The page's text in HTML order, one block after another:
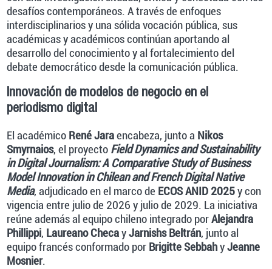
desafíos contemporáneos. A través de enfoques
interdisciplinarios y una sólida vocación pública, sus
académicas y académicos continúan aportando al
desarrollo del conocimiento y al fortalecimiento del
debate democrático desde la comunicación pública.
Innovación de modelos de negocio en el
periodismo digital
El académico René Jaraencabeza, junto a Nikos
Smyrnaios, el proyecto Field Dynamics and Sustainability
in Digital Journalism: A Comparative Study of Business
Model Innovation in Chilean and French Digital Native
Media, adjudicado en el marco de ECOS ANID 2025y con
vigencia entre julio de 2026 y julio de 2029. La iniciativa
reúne además al equipo chileno integrado porAlejandra
Phillippi, Laureano ChecayJarnishs Beltrán, junto al
equipo francés conformado por Brigitte SebbahyJeanne
Mosnier.